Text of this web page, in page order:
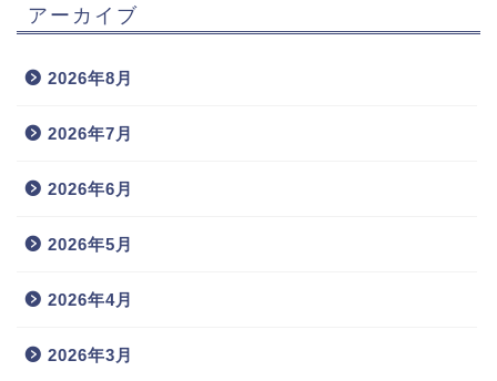
アーカイブ
2026年8月
2026年7月
2026年6月
2026年5月
2026年4月
2026年3月